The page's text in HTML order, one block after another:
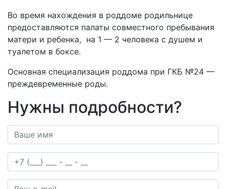
Во время нахождения в роддоме родильнице
предоставляются палаты совместного пребывания
матери и ребенка, на 1 — 2 человека с душем и
туалетом в боксе.
Основная специализация роддома при ГКБ №24 —
преждевременные роды.
Нужны подробности?